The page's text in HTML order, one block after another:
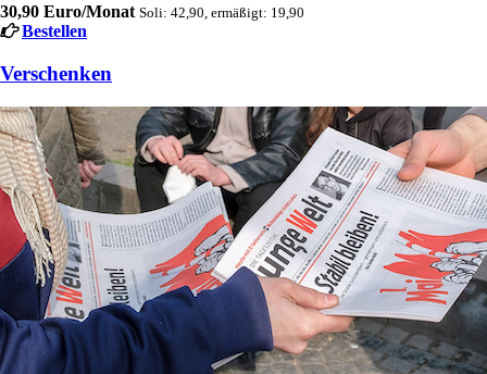
30,90 Euro/Monat Soli: 42,90, ermäßigt: 19,90
Bestellen
Verschenken